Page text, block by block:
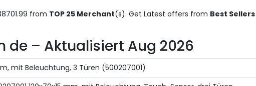
from TOP 25 Merchant(s). Get Latest offers from Best Sellers
de – Aktualisiert Aug 2026
mit Beleuchtung, 3 Türen (500207001)